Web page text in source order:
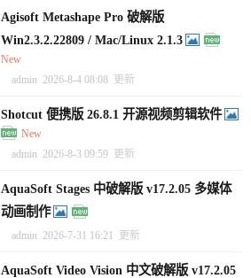
Agisoft Metashape Pro 破解版
Win2.3.2.22809 / Mac/Linux 2.1.3
New
admin 2026-8-4 08:08 更新
Shotcut 便携版 26.8.1 开源视频剪辑软件
New
admin 2026-8-3 09:59 更新
AquaSoft Stages 中破解版 v17.2.05 多媒体
动画制作
admin 2026-7-31 16:21 更新
AquaSoft Video Vision 中文破解版 v17.2.05